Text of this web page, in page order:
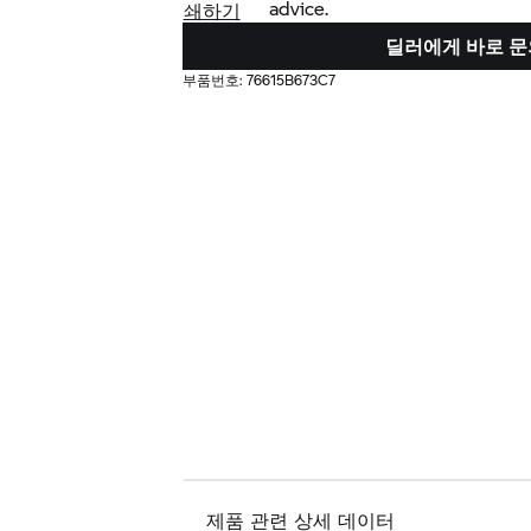
쇄하기
advice.
딜러에게 바로
부품번호:76615B673C7
제품 관련 상세 데이터